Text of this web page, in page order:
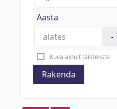
Aasta
-
Kuva ainult täistekste
Rakenda